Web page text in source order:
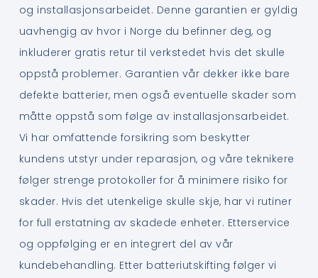
og installasjonsarbeidet. Denne garantien er gyldig
uavhengig av hvor i Norge du befinner deg, og
inkluderer gratis retur til verkstedet hvis det skulle
oppstå problemer. Garantien vår dekker ikke bare
defekte batterier, men også eventuelle skader som
måtte oppstå som følge av installasjonsarbeidet.
Vi har omfattende forsikring som beskytter
kundens utstyr under reparasjon, og våre teknikere
følger strenge protokoller for å minimere risiko for
skader. Hvis det utenkelige skulle skje, har vi rutiner
for full erstatning av skadede enheter. Etterservice
og oppfølging er en integrert del av vår
kundebehandling. Etter batteriutskifting følger vi